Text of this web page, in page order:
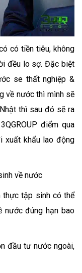
có tiền tiêu, không
đều lo sợ. Đặc biệt
se thất nghiệp &
về nước thì mình sẽ
thì sau đó sẽ ra
điểm qua
xuất khẩu lao động
về nước
thực tập sinh có thể
nước đúng hạn bao
đầu tư nước ngoài,